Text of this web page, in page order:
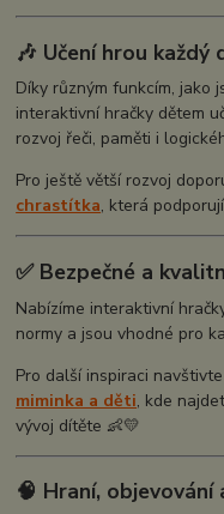
🎶 Učení hrou každý
Díky různým funkcím, jako
interaktivní hračky dětem
rozvoj řeči, paměti i
Pro ještě větší rozvoj
chrastítka, která
✅ Bezpečné a
Nabízíme interaktivní
normy a jsou vhodné pro
Pro další inspiraci
miminka a děti, kde
vývoj dítěte 👶💛
🧠 Hraní,